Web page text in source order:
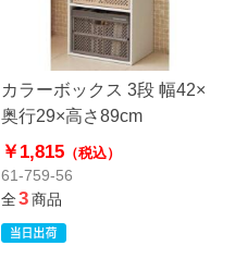
カラーボックス 3段 幅42×
奥行29×高さ89cm
￥1,815（税込）
61-759-56
全3商品